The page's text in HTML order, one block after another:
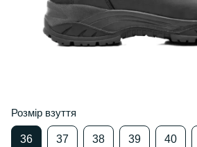
Розмір взуття
36 37 38 39 40